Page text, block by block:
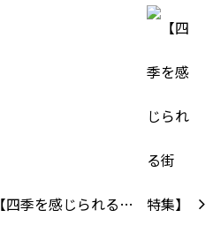
【四季を感じられる…